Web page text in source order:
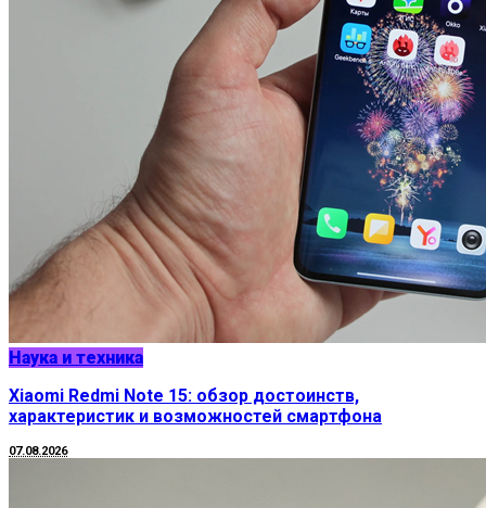
Наука и техника
Xiaomi Redmi Note 15: обзор достоинств,
характеристик и возможностей смартфона
07.08.2026